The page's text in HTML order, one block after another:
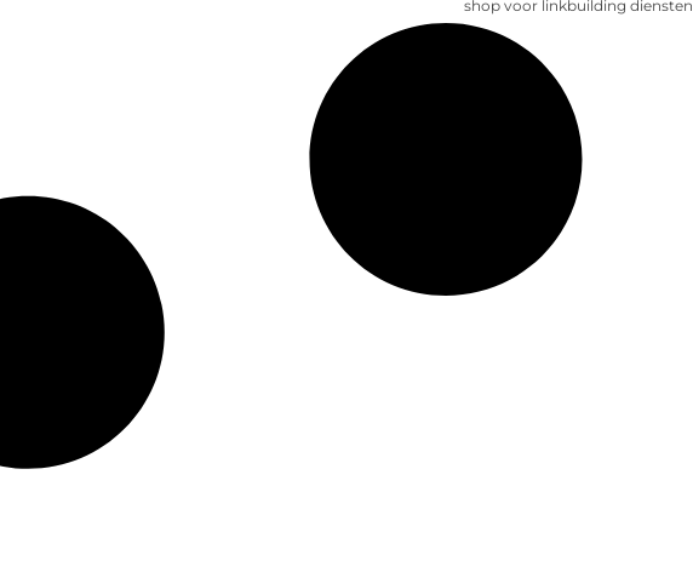
shop voor linkbuilding diensten